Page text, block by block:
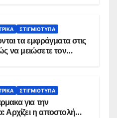
ΣΤΙΓΜΙΌΤΥΠΑ
τα εμφράγματα στις
να μειώσετε τον
ΣΤΙΓΜΙΌΤΥΠΑ
για την
Αρχίζει η αποστολή